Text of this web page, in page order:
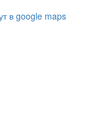
в google maps